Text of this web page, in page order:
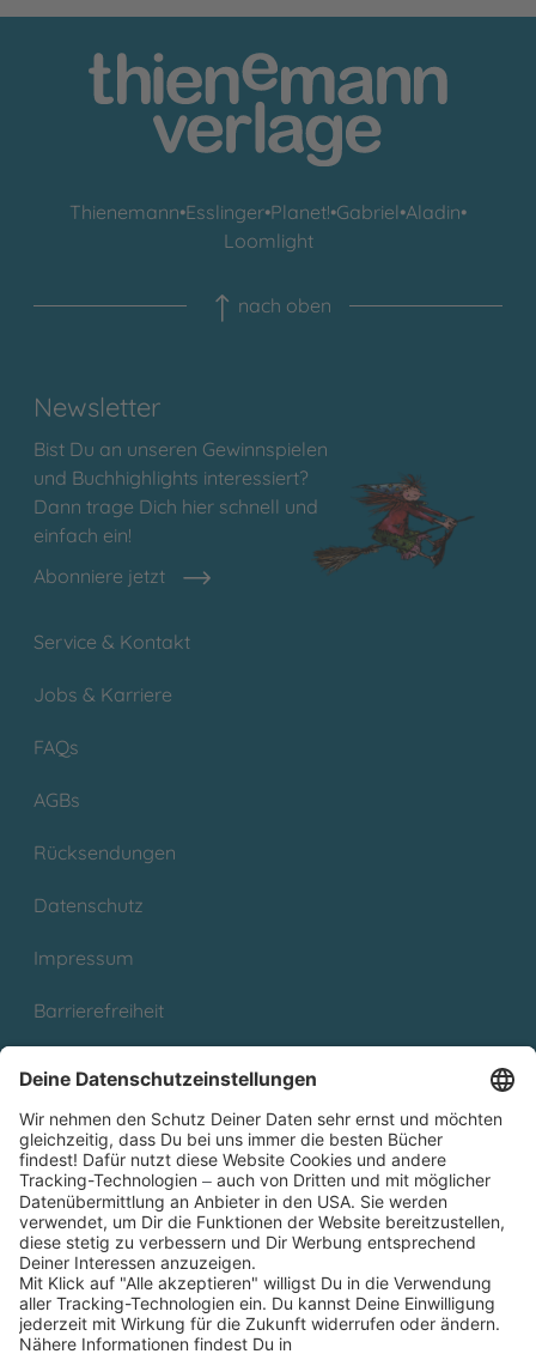
Thienemann•Esslinger•Planet!•Gabriel•Aladin•
Loomlight
nach oben
Newsletter
Bist Du an unseren Gewinnspielen
und Buchhighlights interessiert?
Dann trage Dich hier schnell und
einfach ein!
Abonniere jetzt
Service & Kontakt
Jobs & Karriere
FAQs
AGBs
Rücksendungen
Datenschutz
Impressum
Barrierefreiheit
Partnerprogramm (Affiliate)
Folge uns auf
* Versandkostenfrei ab 9,00 € Bestellwert innerhalb